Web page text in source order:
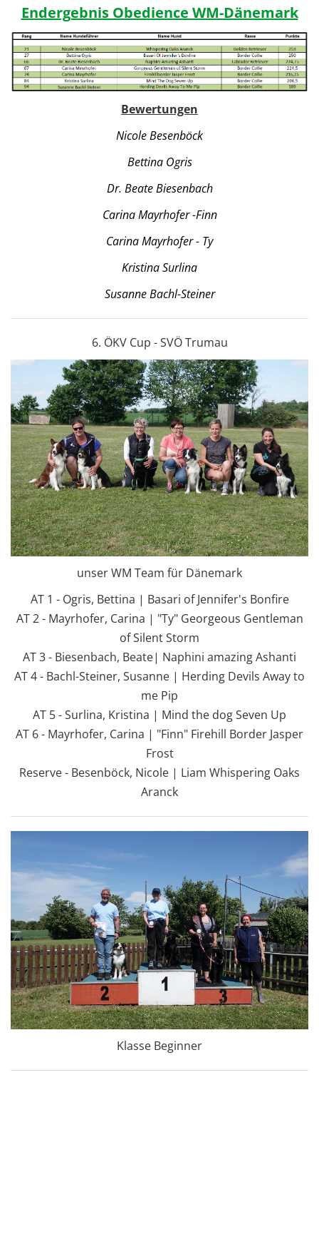
Endergebnis Obedience WM-Dänemark
Bewertungen
Nicole Besenböck
Bettina Ogris
Dr. Beate Biesenbach
Carina Mayrhofer -Finn
Carina Mayrhofer - Ty
Kristina Surlina
Susanne Bachl-Steiner
6. ÖKV Cup - SVÖ Trumau
unser WM Team für Dänemark
AT 1 - Ogris, Bettina | Basari of Jennifer's Bonfire
AT 2 - Mayrhofer, Carina | "Ty" Georgeous Gentleman
of Silent Storm
AT 3 - Biesenbach, Beate| Naphini amazing Ashanti
AT 4 - Bachl-Steiner, Susanne | Herding Devils Away to
me Pip
AT 5 - Surlina, Kristina | Mind the dog Seven Up
AT 6 - Mayrhofer, Carina | "Finn" Firehill Border Jasper
Frost
Reserve - Besenböck, Nicole | Liam Whispering Oaks
Aranck
Klasse Beginner